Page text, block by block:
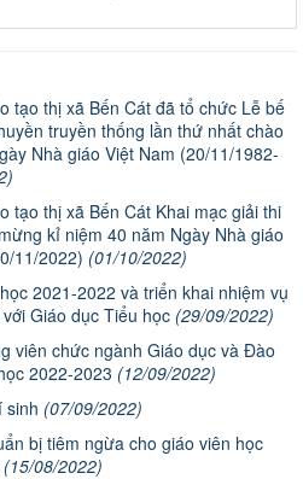
tạo thị xã Bến Cát đã tổ chức Lễ bế
truyền thống lần thứ nhất chào
Nhà giáo Việt Nam (20/11/1982-
tạo thị xã Bến Cát Khai mạc giải thi
kỉ niệm 40 năm Ngày Nhà giáo
11/2022) (01/10/2022)
2021-2022 và triển khai nhiệm vụ
Giáo dục Tiểu học (29/09/2022)
viên chức ngành Giáo dục và Đào
2022-2023 (12/09/2022)
sinh (07/09/2022)
bị tiêm ngừa cho giáo viên học
(15/08/2022)